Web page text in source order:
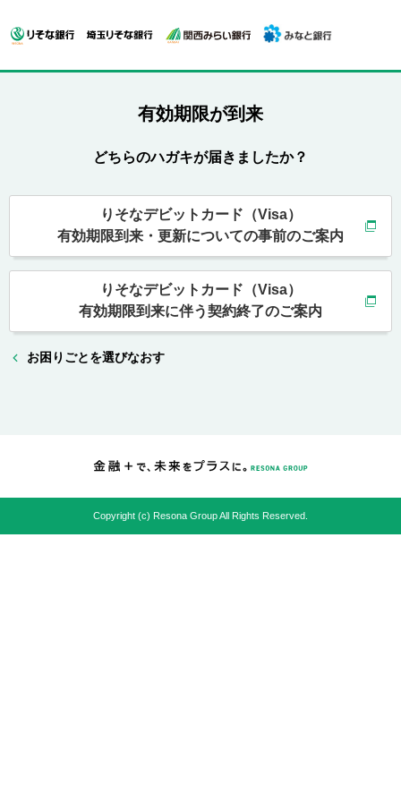
有効期限が到来
どちらのハガキが届きましたか？
りそなデビットカード（Visa）
有効期限到来・更新についての事前のご案内
りそなデビットカード（Visa）
有効期限到来に伴う契約終了のご案内
お困りごとを選びなおす
Copyright (c) Resona Group All Rights Reserved.